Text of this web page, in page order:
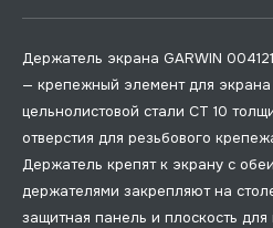
Держатель экрана GARWIN
— крепежный элемент для экрана
цельнолистовой стали СТ 10
отверстия для резьбового
Держатель крепят к экрану с
держателями закрепляют на
защитная панель и плоскость